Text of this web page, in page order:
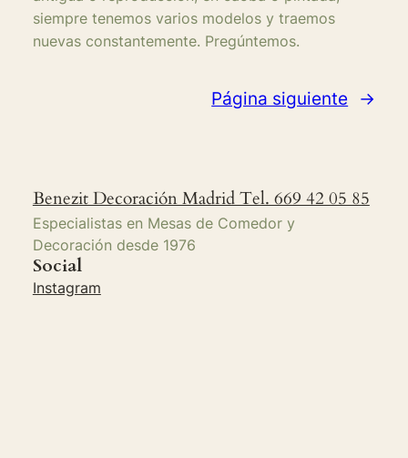
siempre tenemos varios modelos y traemos
nuevas constantemente. Pregúntemos.
Página siguiente →
Benezit Decoración Madrid Tel. 669 42 05 85
Especialistas en Mesas de Comedor y
Decoración desde 1976
Social
Instagram